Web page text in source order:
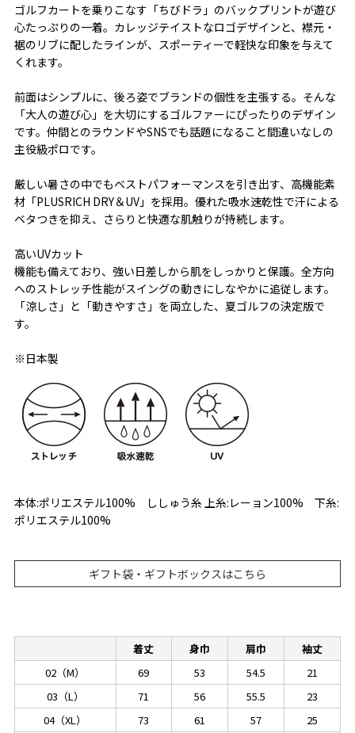
ゴルフカートを乗りこなす「ちびドラ」のバックプリントが遊び
心たっぷりの一着。カレッジテイストなロゴデザインと、襟元・
裾のリブに配したラインが、スポーティーで軽快な印象を与えて
くれます。
前面はシンプルに、後ろ姿でブランドの個性を主張する。そんな
「大人の遊び心」を大切にするゴルファーにぴったりのデザイン
です。仲間とのラウンドやSNSでも話題になること間違いなしの
主役級ポロです。
厳しい暑さの中でもベストパフォーマンスを引き出す、高機能素
材「PLUSRICH DRY＆UV」を採用。優れた吸水速乾性で汗による
ベタつきを抑え、さらりと快適な肌触りが持続します。
高いUVカット
機能も備えており、強い日差しから肌をしっかりと保護。全方向
へのストレッチ性能がスイングの動きにしなやかに追従します。
「涼しさ」と「動きやすさ」を両立した、夏ゴルフの決定版で
す。
※日本製
本体:ポリエステル100% ししゅう糸 上糸:レーョン100% 下糸:
ポリエステル100%
ギフト袋・ギフトボックスはこちら
着丈 身巾 肩巾
袖丈
02（M）
69 53 54.5
21
03（L）
71 56 55.5
23
04（XL）
73 61 57
25